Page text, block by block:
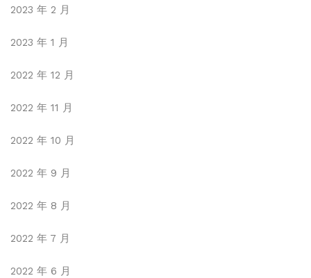
2023 年 2 月
2023 年 1 月
2022 年 12 月
2022 年 11 月
2022 年 10 月
2022 年 9 月
2022 年 8 月
2022 年 7 月
2022 年 6 月